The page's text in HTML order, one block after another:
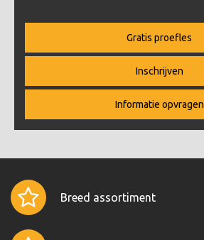
Gratis proefles
Inschrijven
Informatie opvragen
Breed assortiment